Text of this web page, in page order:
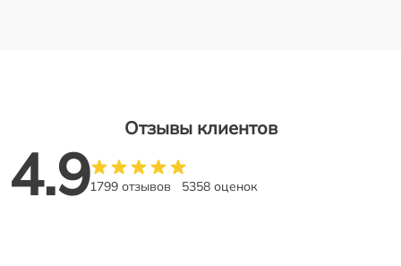
Отзывы клиентов
4.91799 отзывов 5358 оценок